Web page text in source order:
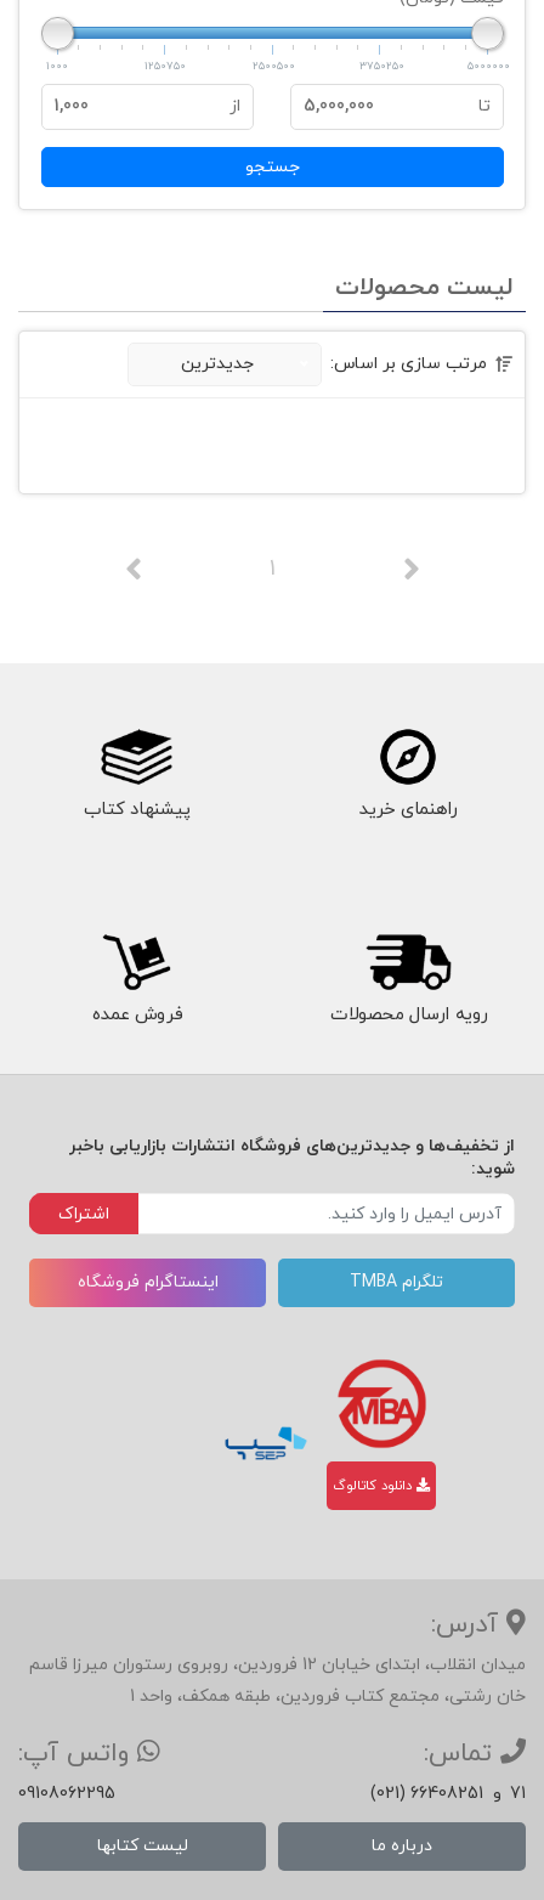
1000 1250750 2500500 3750250 5000000
تا 5,000,000 از 1,000
جستجو
لیست محصولات
مرتب سازی بر اساس: جدیدترین
1
راهنمای خرید پیشنهاد کتاب
رویه ارسال محصولات فروش عمده
از تخفیف‌ها و جدیدترین‌های فروشگاه انتشارات بازاریابی باخبر
شوید:
اشتراک
تلگرام TMBA اینستاگرام فروشگاه
دانلود کاتالوگ
آدرس:
میدان انقلاب، ابتدای خیابان 12 فروردین، روبروی رستوران میرزا قاسم
خان رشتی، مجتمع کتاب فروردین، طبقه همکف، واحد 1
تماس:
(021) 66408251 و 71
واتس آپ:
09108062295
درباره ما لیست کتابها